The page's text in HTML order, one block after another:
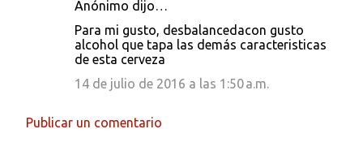
Anónimo dijo…
Para mi gusto, desbalancedacon gusto
alcohol que tapa las demás caracteristicas
de esta cerveza
14 de julio de 2016 a las 1:50 a.m.
Publicar un comentario